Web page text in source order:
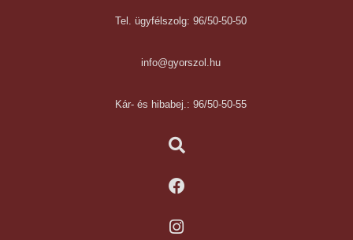
Tel. ügyfélszolg: 96/50-50-50
info@gyorszol.hu
Kár- és hibabej.: 96/50-50-55